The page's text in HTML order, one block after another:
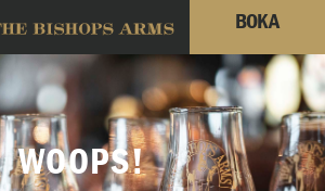
BOKA
WOOPS!